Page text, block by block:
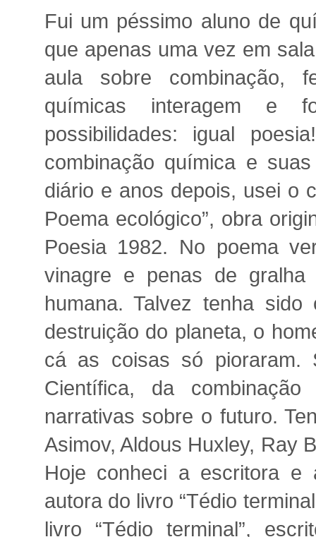
Fui um péssimo aluno de
que apenas uma vez em
aula sobre combinação,
químicas interagem e
possibilidades: igual
combinação química e
diário e anos depois, usei o
Poema ecológico”, obra
Poesia 1982. No poema
vinagre e penas de
humana. Talvez tenha
destruição do planeta, o
cá as coisas só pioraram.
Científica, da
narrativas sobre o futuro.
Asimov, Aldous Huxley, Ray
Hoje conheci a escritora e
autora do livro “Tédio
livro “Tédio terminal”,